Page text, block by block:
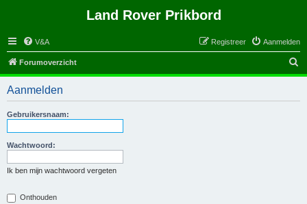
Land Rover Prikbord
V&A Aanmelden
Registreer
Forumoverzicht
o
Aanmelden
Gebruikersnaam:
Wachtwoord:
Ik ben mijn wachtwoord vergeten
Onthouden